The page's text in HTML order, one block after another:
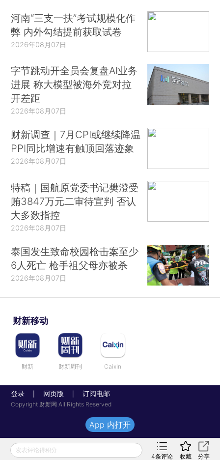
河南“三支一扶”考试规模化作
弊 内外勾结提前获取试卷
2026年08月07日
字节跳动开全员会复盘AI业务
进展 称大模型被海外竞对拉
开差距
2026年08月07日
财新调查｜7月CPI或继续降温
PPI同比增速有触顶回落迹象
2026年08月07日
特稿｜国航原党委书记樊澄受
贿3847万元二审待宣判 否认
大多数指控
2026年08月07日
泰国发生致命校园枪击案至少
6人死亡 枪手祖父母亦被杀
2026年08月07日
财新移动
财新 财新周刊 Caixin
登录 网页版 订阅电邮
Copyright 财新网 All Rights Reserved
发表评论得积分
4条评论 收藏 分享
App 内打开